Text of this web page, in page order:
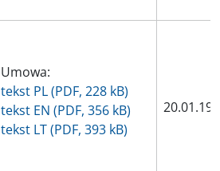
Umowa:
tekst PL (PDF, 228 kB)
tekst EN (PDF, 356 kB)
tekst LT (PDF, 393 kB)